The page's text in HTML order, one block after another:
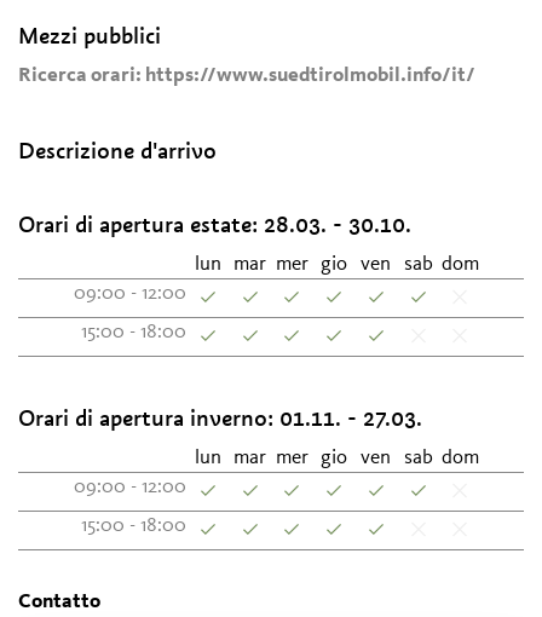
Mezzi pubblici
Ricerca orari: https://www.suedtirolmobil.info/it/
Descrizione d'arrivo
Orari di apertura estate: 28.03. - 30.10.
lun mar mer gio ven sab dom
09:00 - 12:00
15:00 - 18:00
Orari di apertura inverno: 01.11. - 27.03.
lun mar mer gio ven sab dom
09:00 - 12:00
15:00 - 18:00
Contatto